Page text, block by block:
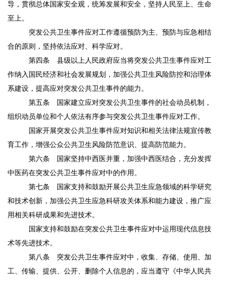
导，贯彻总体国家安全观，统筹发展和安全，坚持人民至上、生命
至上。
突发公共卫生事件应对工作遵循预防为主、预防与应急相结
合的原则，坚持依法应对、科学应对。
第四条 县级以上人民政府应当将突发公共卫生事件应对工
作纳入国民经济和社会发展规划，加强公共卫生风险防控和治理体
系建设，提高应对突发公共卫生事件的能力。
第五条 国家建立应对突发公共卫生事件的社会动员机制，
组织动员单位和个人依法有序参与突发公共卫生事件应对工作。
国家开展突发公共卫生事件应对知识和相关法律法规宣传教
育工作，增强公众公共卫生风险防范意识、提高防范能力。
第六条 国家坚持中西医并重，加强中西医结合，充分发挥
中医药在突发公共卫生事件应对中的作用。
第七条 国家支持和鼓励开展公共卫生应急领域的科学研究
和技术创新，加强公共卫生应急科研攻关体系和能力建设，推广应
用相关科研成果和先进技术。
国家支持和鼓励在突发公共卫生事件应对中运用现代信息技
术等先进技术。
第八条 突发公共卫生事件应对中，收集、存储、使用、加
工、传输、提供、公开、删除个人信息的，应当遵守《中华人民共